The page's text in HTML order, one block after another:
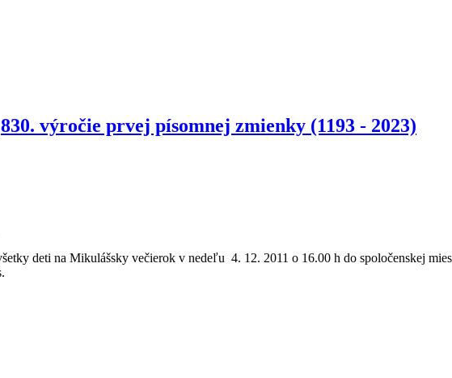
830. výročie prvej písomnej zmienky (1193 - 2023)
deti na Mikulášsky večierok v nedeľu 4. 12. 2011 o 16.00 h do spoločenskej